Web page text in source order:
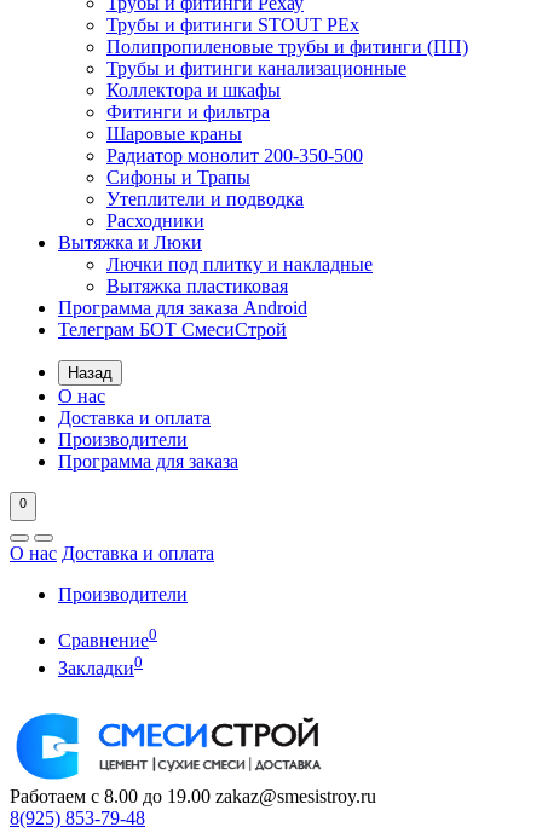
Трубы и фитинги STOUT PEx
Полипропиленовые трубы и фитинги (ПП)
Трубы и фитинги канализационные
Коллектора и шкафы
Фитинги и фильтра
Шаровые краны
Радиатор монолит 200-350-500
Сифоны и Трапы
Утеплители и подводка
Расходники
Вытяжка и Люки
Лючки под плитку и накладные
Вытяжка пластиковая
Программа для заказа Android
Телеграм БОТ СмесиСтрой
Назад
О нас
Доставка и оплата
Производители
Программа для заказа
0
О нас Доставка и оплата
Производители
Сравнение0
Закладки0
Работаем с 8.00 до 19.00 zakaz@smesistroy.ru
8(925) 853-79-48